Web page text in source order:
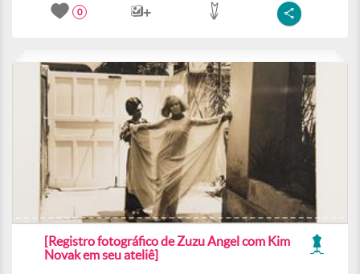
0
[Registro fotográfico de Zuzu Angel com Kim
Novak em seu ateliê]